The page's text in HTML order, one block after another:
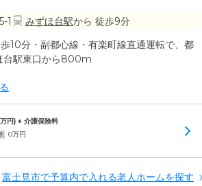
1 みずほ台駅から 徒歩9分
10分・副都心線・有楽町線直通運転で、都
台駅東口から800m
万円) + 介護保険料
0万円
富士見市で予算内で入れる老人ホームを探す